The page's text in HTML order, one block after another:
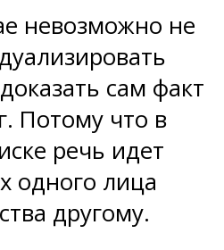
невозможно не
сам факт
Потому что в
речь идет
одного лица
другому.